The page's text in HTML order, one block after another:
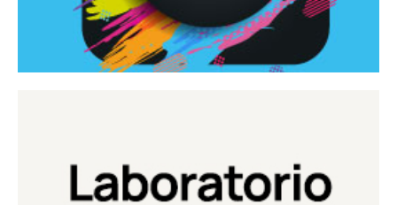
Continua